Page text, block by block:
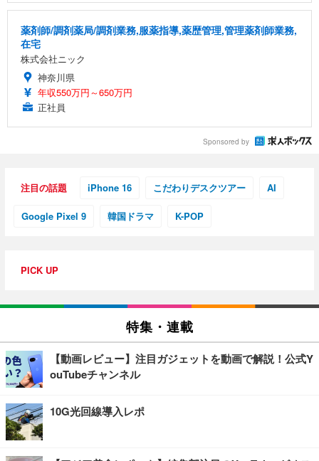
薬剤師/調剤薬局/調剤業務,服薬指導,薬歴管理,管理薬剤師業務,
在宅
株式会社ニック
神奈川県
年収550万円～650万円
正社員
Sponsored by
注目の話題 iPhone 16 こだわりデスクツアー AI
Google Pixel 9 韓国ドラマ K-POP
PICK UP
特集・連載
【動画レビュー】注目ガジェットを動画で解説！公式Y
ouTubeチャンネル
10G光回線導入レポ